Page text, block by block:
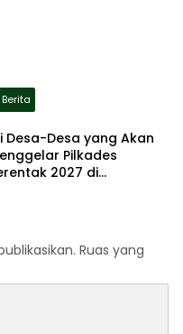
Berita
Desa-Desa yang Akan
Pilkades
2027 di
Ruas yang